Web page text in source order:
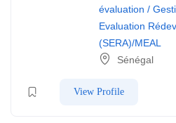
évaluation /
Evaluation
(SERA)/MEAL
Sénégal
View Profile